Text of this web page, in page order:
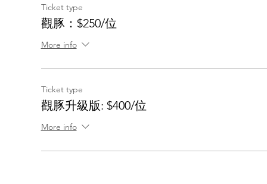
Ticket type
觀豚：$250/位
More info
Ticket type
觀豚升級版: $400/位
More info